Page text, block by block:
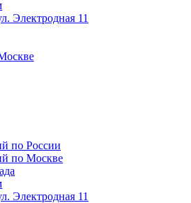
Электродная 11
по России
по Москве
Электродная 11